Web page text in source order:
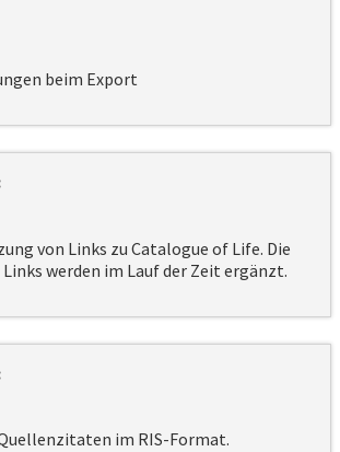
beim Export
von Links zu Catalogue of Life. Die
werden im Lauf der Zeit ergänzt.
im RIS-Format.